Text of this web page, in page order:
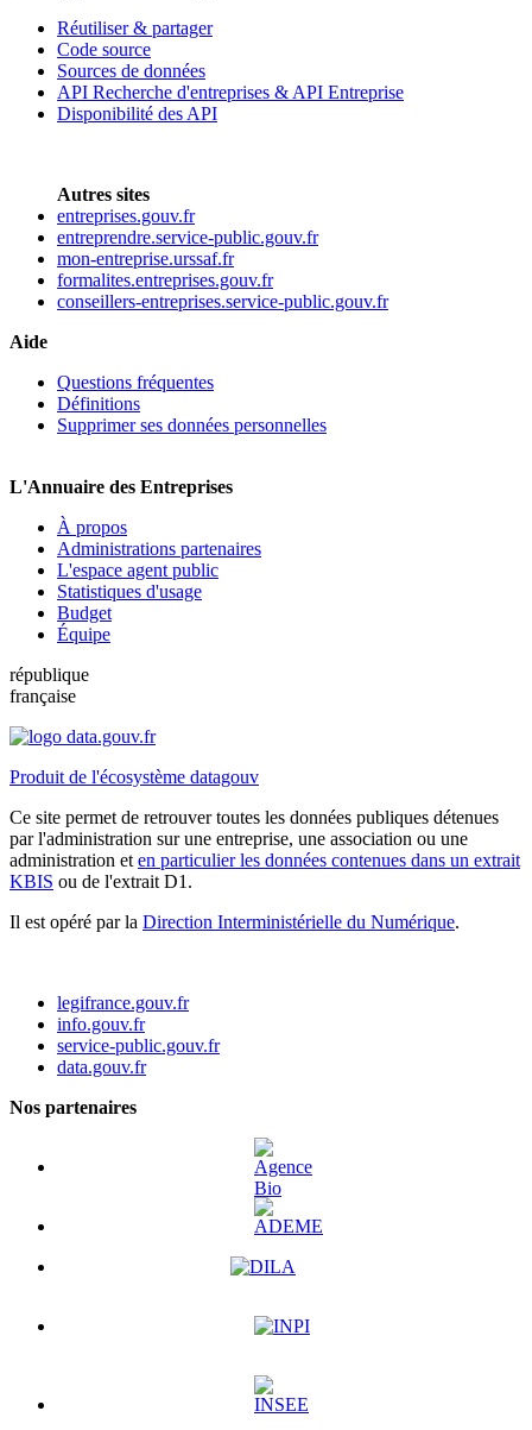
Réutiliser & partager
Code source
Sources de données
API Recherche d'entreprises & API Entreprise
Disponibilité des API
Autres sites
entreprises.gouv.fr
entreprendre.service-public.gouv.fr
mon-entreprise.urssaf.fr
formalites.entreprises.gouv.fr
conseillers-entreprises.service-public.gouv.fr
Aide
Questions fréquentes
Définitions
Supprimer ses données personnelles
L'Annuaire des Entreprises
À propos
Administrations partenaires
L'espace agent public
Statistiques d'usage
Budget
Équipe
république
française
Produit de l'écosystème datagouv
Ce site permet de retrouver toutes les données publiques détenues
par l'administration sur une entreprise, une association ou une
administration et en particulier les données contenues dans un extrait
KBIS ou de l'extrait D1.
Il est opéré par la Direction Interministérielle du Numérique.
legifrance.gouv.fr
info.gouv.fr
service-public.gouv.fr
data.gouv.fr
Nos partenaires